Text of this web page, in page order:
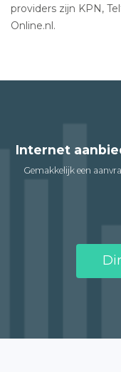
providers zijn KPN,
Online.nl.
Internet
Gemakkelijk een